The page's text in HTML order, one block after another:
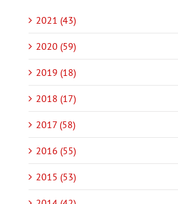
2021 (43)
2020 (59)
2019 (18)
2018 (17)
2017 (58)
2016 (55)
2015 (53)